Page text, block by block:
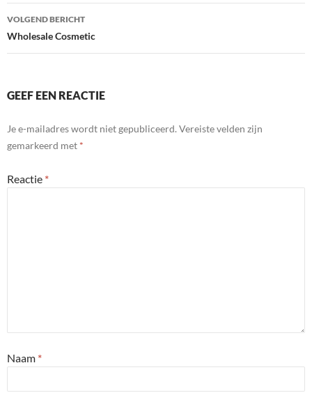
VOLGEND BERICHT
Wholesale Cosmetic
GEEF EEN REACTIE
Je e-mailadres wordt niet gepubliceerd. Vereiste velden zijn
gemarkeerd met *
Reactie *
Naam *